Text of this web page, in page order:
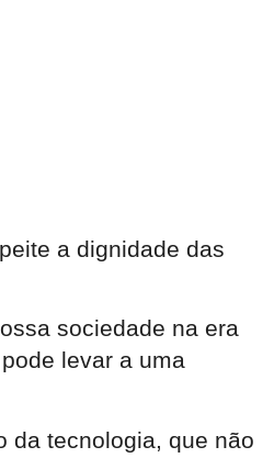
a dignidade das
sociedade na era
levar a uma
da tecnologia, que não